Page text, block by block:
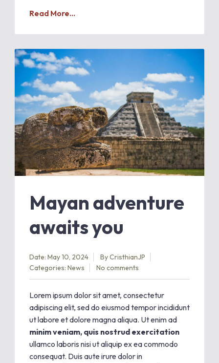
Read More...
Mayan adventure
awaits you
Date: May 10, 2024 ByCristhianJP
Categories: News No comments
Lorem ipsum dolor sit amet, consectetur
adipiscing elit, sed do eiusmod tempor incididunt
ut labore et dolore magna aliqua. Ut enim ad
minim veniam, quis nostrud exercitation
ullamco laboris nisi ut aliquip ex ea commodo
consequat. Duis aute irure dolor in